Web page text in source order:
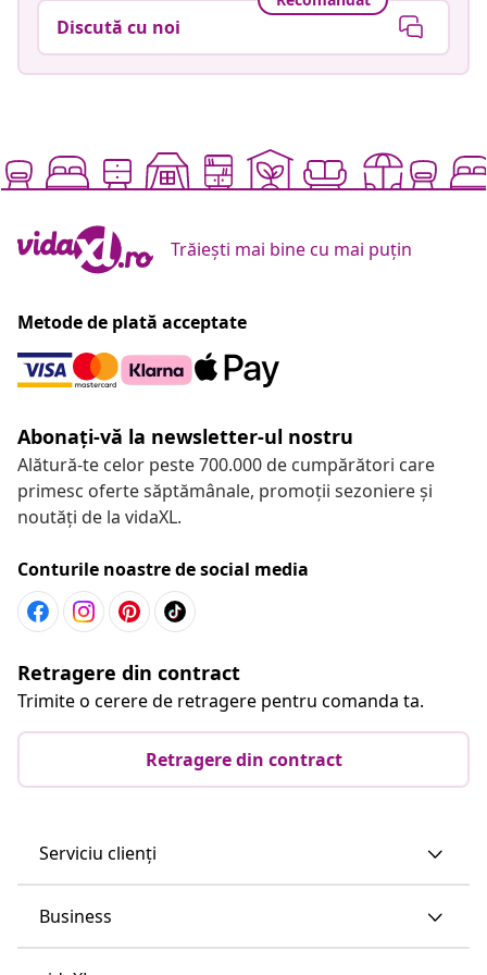
Discută cu noi
Trăiești mai bine cu mai puțin
Metode de plată acceptate
Abonați-vă la newsletter-ul nostru
Alătură-te celor peste 700.000 de cumpărători care
primesc oferte săptămânale, promoții sezoniere și
noutăți de la vidaXL.
Conturile noastre de social media
Retragere din contract
Trimite o cerere de retragere pentru comanda ta.
Retragere din contract
Serviciu clienți
Business